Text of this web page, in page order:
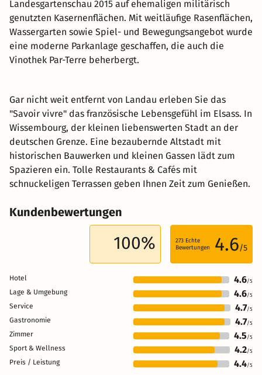
Landesgartenschau 2015 auf ehemaligen militärisch
genutzten Kasernenflächen. Mit weitläufige Rasenflächen,
Wassergarten sowie Spiel- und Bewegungsangebot wurde
eine moderne Parkanlage geschaffen, die auch die
Vinothek Par-Terre beherbergt.
Gar nicht weit entfernt von Landau erleben Sie das
"Savoir vivre" das französische Lebensgefühl im Elsass. In
Wissembourg, der kleinen liebenswerten Stadt an der
deutschen Grenze. Eine bezaubernde Altstadt mit
historischen Bauwerken und kleinen Gassen lädt zum
Spazieren ein. Tolle Restaurants & Cafés mit
schnuckeligen Terrassen geben Ihnen Zeit zum Genießen.
Kundenbewertungen
100% 273 Echte
Bewertungen
4.6/5
Hotel 4.6/5
Lage & Umgebung 4.6/5
Service 4.7/5
Gastronomie 4.7/5
Zimmer 4.5 /5
Sport & Wellness 4.2/5
Preis / Leistung 4.4/5